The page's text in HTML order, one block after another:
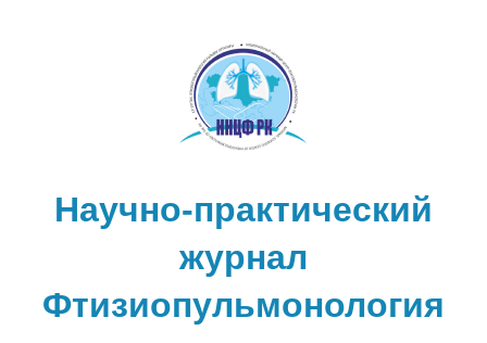
Научно-практический
журнал
Фтизиопульмонология